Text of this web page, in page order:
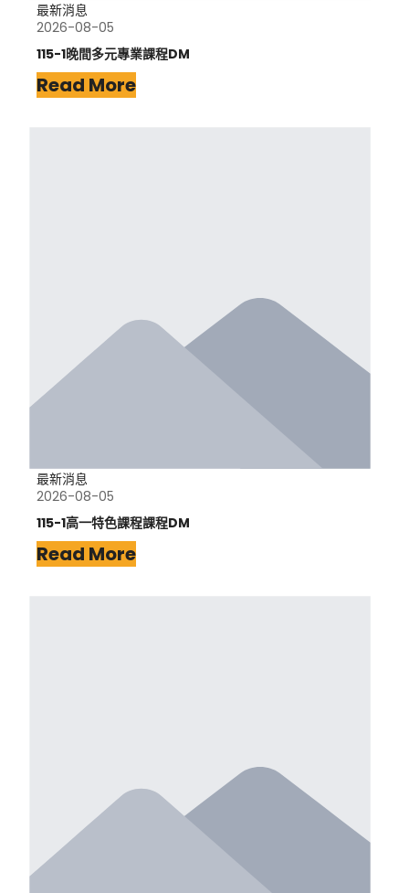
最新消息
2026-08-05
115-1晚間多元專業課程DM
Read More
最新消息
2026-08-05
115-1高一特色課程課程DM
Read More